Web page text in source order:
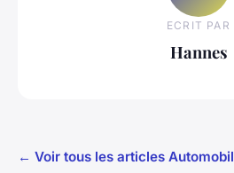
ECRIT PAR
Hannes
← Voir tous les articles Automobil